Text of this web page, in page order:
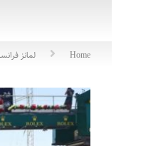
Home لمانز